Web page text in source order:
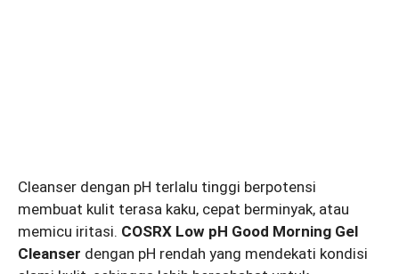
Cleanser dengan pH terlalu tinggi berpotensi
membuat kulit terasa kaku, cepat berminyak, atau
memicu iritasi. COSRX Low pH Good Morning Gel
Cleanser dengan pH rendah yang mendekati kondisi